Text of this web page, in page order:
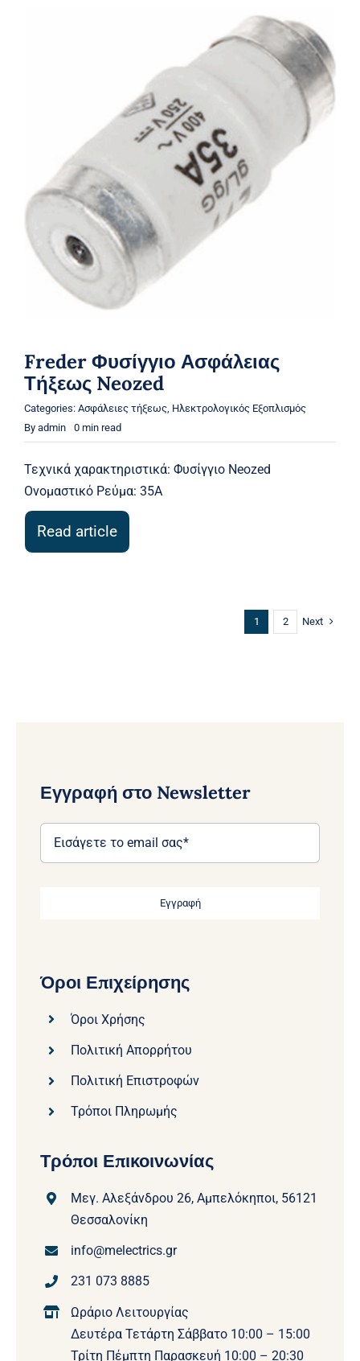
Freder Φυσίγγιο Ασφάλειας
Τήξεως Neozed
Categories: Ασφάλειες τήξεως, Ηλεκτρολογικός Εξοπλισμός
By admin 0 min read
Τεχνικά χαρακτηριστικά: Φυσίγγιο Neozed
Ονομαστικό Ρεύμα: 35A
Read article
1 2 Next
Εγγραφή στο Newsletter
Εγγραφή
Όροι Επιχείρησης
Όροι Χρήσης
Πολιτική Απορρήτου
Πολιτική Επιστροφών
Τρόποι Πληρωμής
Τρόποι Επικοινωνίας
Μεγ. Αλεξάνδρου 26, Αμπελόκηποι, 56121
Θεσσαλονίκη
info@melectrics.gr
231 073 8885
Ωράριο Λειτουργίας
Δευτέρα Τετάρτη Σάββατο 10:00 – 15:00
Τρίτη Πέμπτη Παρασκευή 10:00 – 20:30